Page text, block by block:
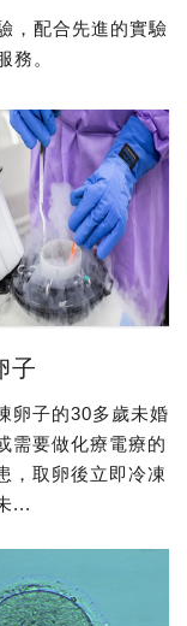
，配合先進的實驗
務。
子
卵子的30多歲未婚
需要做化療電療的
，取卵後立即冷凍
...